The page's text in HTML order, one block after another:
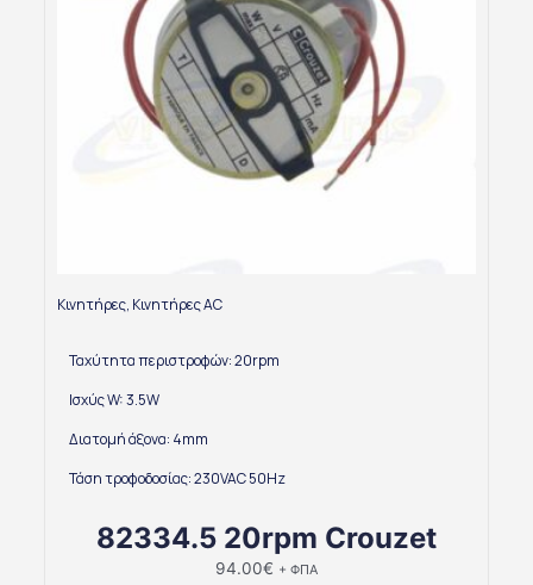
Κινητήρες, Κινητήρες AC
Ταχύτητα περιστροφών: 20rpm
Ισχύς W: 3.5W
Διατομή άξονα: 4mm
Τάση τροφοδοσίας: 230VAC 50Hz
82334.5 20rpm Crouzet
94.00€ + ΦΠΑ